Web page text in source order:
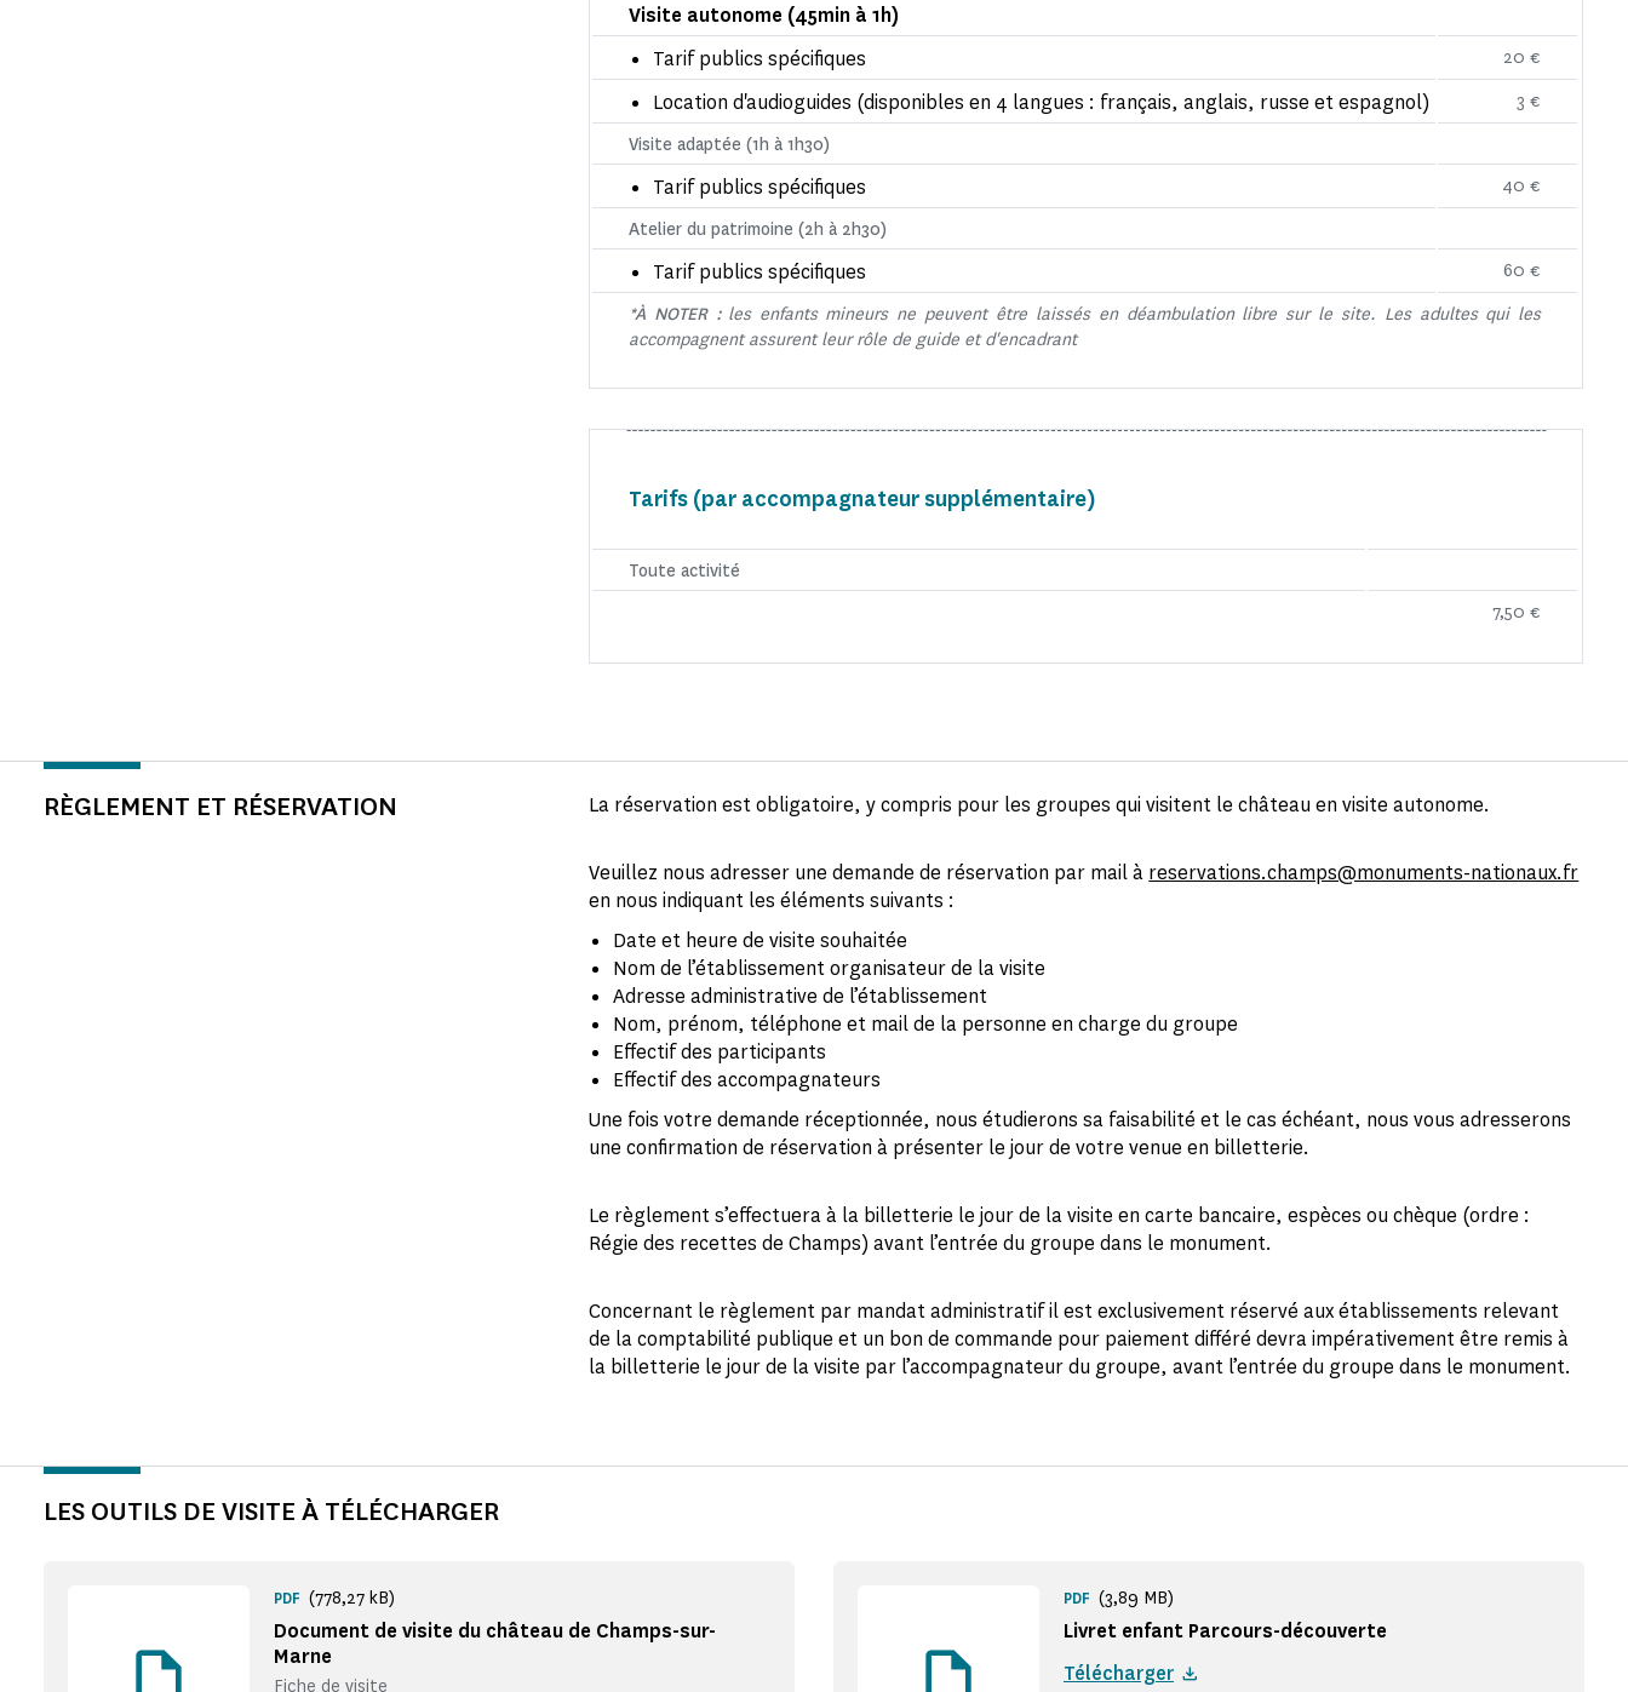
Visite autonome (45min à 1h)
Tarif publics spécifiques
20 €
Location d'audioguides (disponibles en 4 langues : français, anglais, russe et espagnol)
3 €
Visite adaptée (1h à 1h30)
Tarif publics spécifiques
40 €
Atelier du patrimoine (2h à 2h30)
Tarif publics spécifiques
60 €
*À NOTER :les enfants mineurs ne peuvent être laissés en déambulation libre sur le site. Les adultes qui les
accompagnent assurent leur rôle de guide et d'encadrant
Tarifs (par accompagnateur supplémentaire)
Toute activité
7,50 €
RÈGLEMENT ET RÉSERVATION La réservation est obligatoire, y compris pour les groupes qui visitent le château en visite autonome.
Veuillez nous adresser une demande de réservation par mail à reservations.champs@monuments-nationaux.fr
en nous indiquant les éléments suivants :
Date et heure de visite souhaitée
Nom de l’établissement organisateur de la visite
Adresse administrative de l’établissement
Nom, prénom, téléphone et mail de la personne en charge du groupe
Effectif des participants
Effectif des accompagnateurs
Une fois votre demande réceptionnée, nous étudierons sa faisabilité et le cas échéant, nous vous adresserons
une confirmation de réservation à présenter le jour de votre venue en billetterie.
Le règlement s’effectuera à la billetterie le jour de la visite en carte bancaire, espèces ou chèque (ordre :
Régie des recettes de Champs) avant l’entrée du groupe dans le monument.
Concernant le règlement par mandat administratif il est exclusivement réservé aux établissements relevant
de la comptabilité publique et un bon de commande pour paiement différé devra impérativement être remis à
la billetterie le jour de la visite par l’accompagnateur du groupe, avant l’entrée du groupe dans le monument.
LES OUTILS DE VISITE À TÉLÉCHARGER
Document de visite du château de Champs-sur-
Marne
Fiche de visite
PDF (778,27 kB)
Livret enfant Parcours-découverte
PDF (3,89 MB)
Télécharger